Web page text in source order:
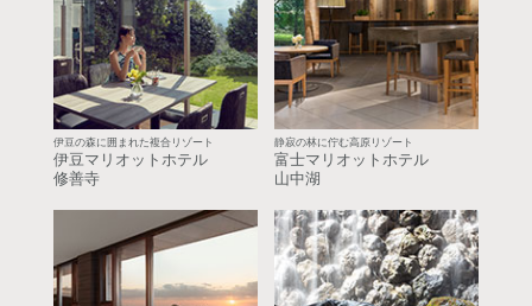
伊豆の森に囲まれた複合リゾート
伊豆マリオットホテル
修善寺
静寂の林に佇む高原リゾート
富士マリオットホテル
山中湖